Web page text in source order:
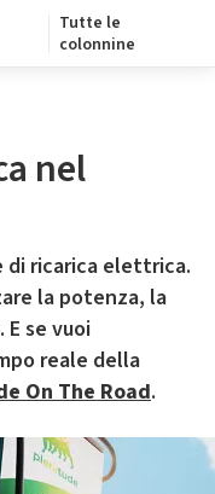
Tutte le
colonnine
nel
di ricarica elettrica.
la potenza, la
se vuoi
reale della
On The Road.